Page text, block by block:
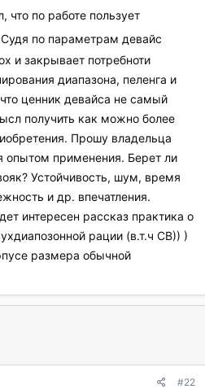
что по работе пользует
по параметрам девайс
и закрывает потребноти
диапазона, пеленга и
ценник девайса не самый
получить как можно более
Прошу владельца
опытом применения. Берет ли
Устойчивость, шум, время
и др. впечатления.
интересен рассказ практика о
рации (в.т.ч СВ)) )
размера обычной
#22